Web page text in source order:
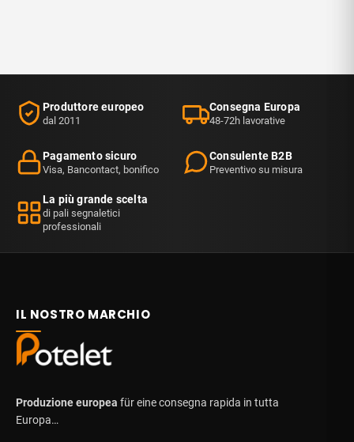
Produttore europeo
dal 2011
Consegna Europa
48-72h lavorative
Pagamento sicuro
Visa, Bancontact, bonifico
Consulente B2B
Preventivo su misura
La più grande scelta
di pali segnaletici
professionali
IL NOSTRO MARCHIO
Produzione europea für eine consegna rapida in tutta
Europa…